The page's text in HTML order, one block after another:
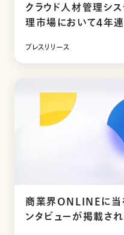
クラウド人材管理シス
理市場において4年
プレスリリース
商業界ONLINEに当
ンタビューが掲載さ